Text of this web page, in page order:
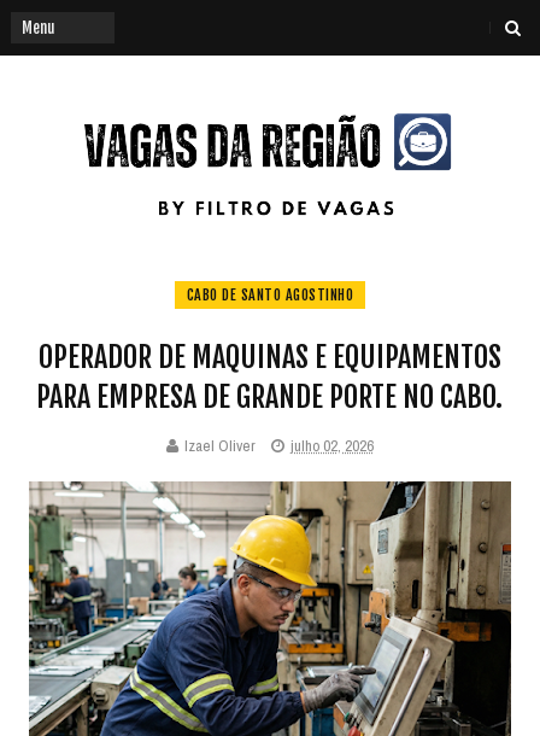
CABO DE SANTO AGOSTINHO
OPERADOR DE MAQUINAS E EQUIPAMENTOS
PARA EMPRESA DE GRANDE PORTE NO CABO.
Izael Oliver julho 02, 2026